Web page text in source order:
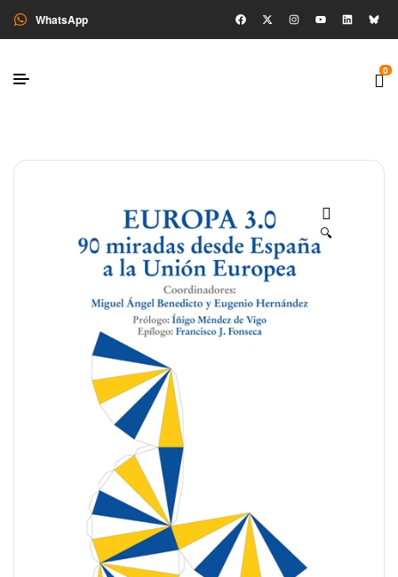
WhatsApp
0
🔍